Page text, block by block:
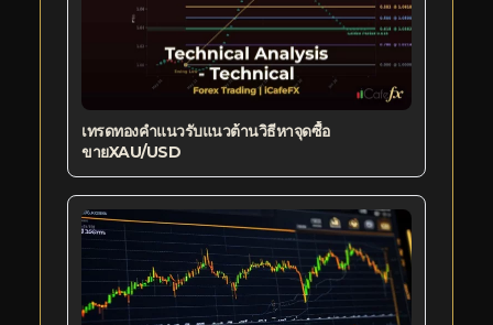
เทรดทองคำแนวรับแนวต้านวิธีหาจุดซื้อ
ขายXAU/USD